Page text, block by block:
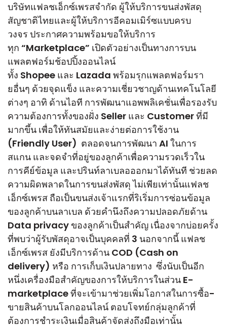
บริษัทแฟลชเอ็กซ์เพรสจำกัด ผู้ให้บริการขนส่งพัสดุ
สัญชาติไทยและผู้ให้บริการอีคอมเมิร์ซแบบครบ
วงจร ประกาศความพร้อมขอให้บริการ
ทุก “Marketplace” เปิดตัวอย่างเป็นทางการบน
แพลตฟอร์มช้อปปิ้งออนไลน์
ทั้ง Shopee และ Lazada พร้อมรุกแพลตฟอร์มรา
ยอื่นๆ ด้วยจุดแข็ง และความเชี่ยวชาญด้านเทคโนโลยี
ต่างๆ อาทิ ด้านไอที การพัฒนาแอพพลิเคชั่นเพื่อรองรับ
ความต้องการทั้งของฝั่ง Seller และ Customer ที่มี
มากขึ้น เพื่อให้ทันสมัยและง่ายต่อการใช้งาน
(Friendly User) ตลอดจนการพัฒนา AI ในการ
สแกน และจดจำที่อยู่ของลูกค้าเพื่อความรวดเร็วใน
การคีย์ข้อมูล และปรินท์ลาเบลอออกมาได้ทันที ช่วยลด
ความผิดพลาดในการขนส่งพัสดุ ไม่เพียเท่านั้นแฟลช
เอ็กซ์เพรส ถือเป็นขนส่งเจ้าแรกที่ริเริ่มการซ่อนข้อมูล
ของลูกค้าบนลาเบล ด้วยคำนึงถึงความปลอดภัยด้าน
Data privacy ของลูกค้าเป็นสำคัญ เนื่องจากบ่อยครั้ง
ที่พบว่าผู้รับพัสดุอาจเป็นบุคคลที่ 3 นอกจากนี้ แฟลช
เอ็กซ์เพรส ยังมีบริการด้าน COD (Cash on
delivery) หรือ การเก็บเงินปลายทาง ซึ่งนับเป็นอีก
หนึ่งเครื่องมือสำคัญของการให้บริการในส่วน E-
marketplace ที่จะเข้ามาช่วยเพิ่มโอกาสในการซื้อ-
ขายสินค้าบนโลกออนไลน์ ตอบโจทย์กลุ่มลูกค้าที่
ต้องการชำระเงินเมื่อสินค้าจัดส่งถึงมือเท่านั้น